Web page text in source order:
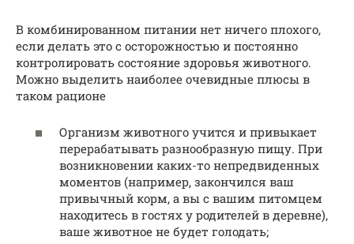
В комбинированном питании нет ничего плохого,
если делать это с осторожностью и постоянно
контролировать состояние здоровья животного.
Можно выделить наиболее очевидные плюсы в
таком рационе
Организм животного учится и привыкает
перерабатывать разнообразную пищу. При
возникновении каких-то непредвиденных
моментов (например, закончился ваш
привычный корм, а вы с вашим питомцем
находитесь в гостях у родителей в деревне),
ваше животное не будет голодать;